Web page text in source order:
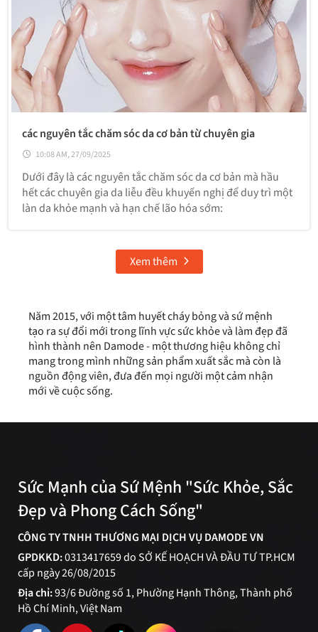
các nguyên tắc chăm sóc da cơ bản từ chuyên gia
10:08 AM, 27/09/2025
Dưới đây là các nguyên tắc chăm sóc da cơ bản mà hầu
hết các chuyên gia da liễu đều khuyến nghị để duy trì một
làn da khỏe mạnh và hạn chế lão hóa sớm:
Xem thêm
Năm 2015, với một tâm huyết cháy bỏng và sứ mệnh
tạo ra sự đổi mới trong lĩnh vực sức khỏe và làm đẹp đã
hình thành nên Damode - một thương hiệu không chỉ
mang trong mình những sản phẩm xuất sắc mà còn là
nguồn động viên, đưa đến mọi người một cảm nhận
mới về cuộc sống.
Sức Mạnh của Sứ Mệnh "Sức Khỏe, Sắc
Đẹp và Phong Cách Sống"
CÔNG TY TNHH THƯƠNG MẠI DỊCH VỤ DAMODE VN
GPDKKD:0313417659 do SỞ KẾ HOẠCH VÀ ĐẦU TƯ TP.HCM
cấp ngày 26/08/2015
Địa chỉ:93/6 Đường số 1, Phường Hạnh Thông, Thành phố
Hồ Chí Minh, Việt Nam